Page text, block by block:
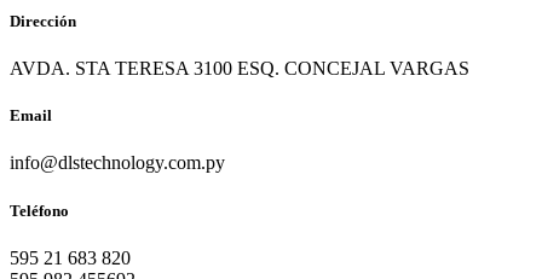
Dirección
AVDA. STA TERESA 3100 ESQ. CONCEJAL VARGAS
Email
info@dlstechnology.com.py
Teléfono
595 21 683 820